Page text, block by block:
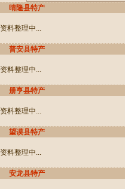
晴隆县特产
资料整理中...
普安县特产
资料整理中...
册亨县特产
资料整理中...
望谟县特产
资料整理中...
安龙县特产